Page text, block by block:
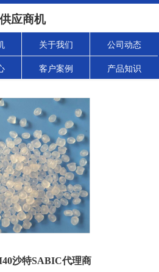
供应商机
关于我们 公司动态
客户案例 产品知识
沙特SABIC代理商